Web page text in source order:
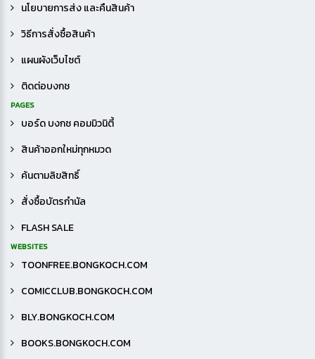
นโยบายการส่ง และคืนสินค้า
วิธีการสั่งซื้อสินค้า
แผนผังเว็บไซต์
ติดต่อบงกช
PAGES
บอร์ด บงกช คอมมิวนิตี้
สินค้าออกใหม่ทุกหมวด
ค้นตามลิขสิทธิ์
สั่งซื้อบัตรกำนัล
FLASH SALE
WEBSITES
TOONFREE.BONGKOCH.COM
COMICCLUB.BONGKOCH.COM
BLY.BONGKOCH.COM
BOOKS.BONGKOCH.COM